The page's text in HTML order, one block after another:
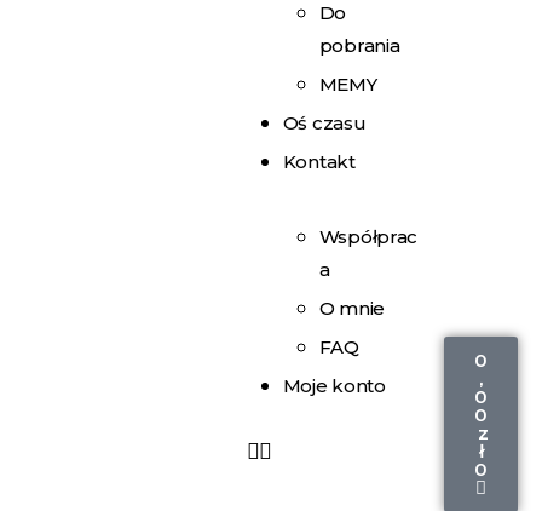
Do
pobrania
MEMY
Oś czasu
Kontakt
Współprac
a
O mnie
FAQ
Moje konto
0
,
0
0
z
ł
0